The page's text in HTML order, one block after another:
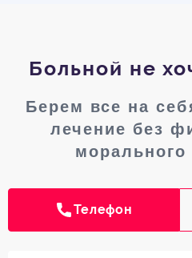
Больной не
Берем все на
лечение без
морального
Телефон